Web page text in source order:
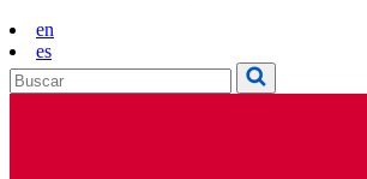
en
es